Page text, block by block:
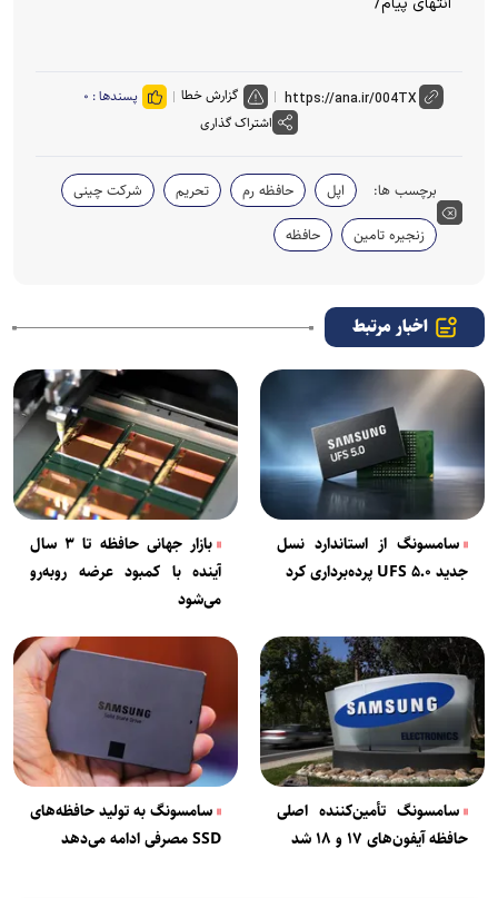
گزارش خطا پسندها : ۰
اشتراک گذاری
برچسب ها: اپل حافظه رم تحریم
شرکت چینی
زنجیره تامین
حافظه
اخبار مرتبط
سامسونگ از استاندارد نسل
جدید UFS ۵.۰ پرده‌برداری کرد
بازار جهانی حافظه تا ۳ سال
آینده با کمبود عرضه روبه‌رو
می‌شود
سامسونگ تأمین‌کننده اصلی
حافظه آیفون‌های ۱۷ و ۱۸ شد
سامسونگ به تولید حافظه‌های
SSD مصرفی ادامه می‌دهد